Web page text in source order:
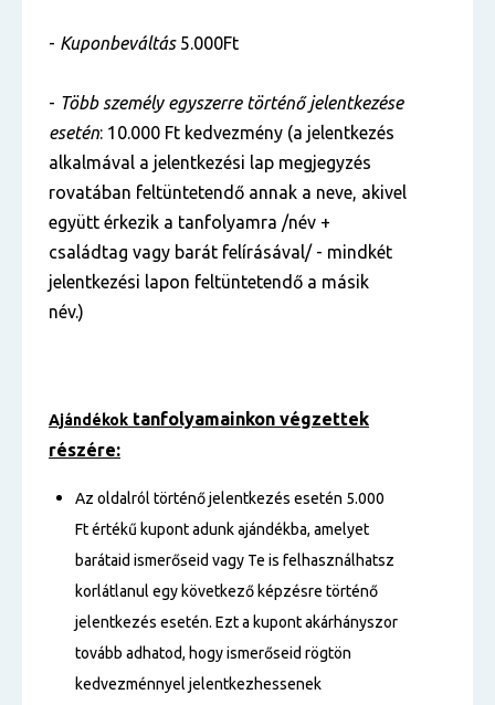
- Kuponbeváltás5.000Ft
- Több személy egyszerre történő jelentkezése
esetén: 10.000 Ft kedvezmény (a jelentkezés
alkalmával a jelentkezési lap megjegyzés
rovatában feltüntetendő annak a neve, akivel
együtt érkezik a tanfolyamra /név +
családtag vagy barát felírásával/ - mindkét
jelentkezési lapon feltüntetendő a másik
név.)
Ajándékok tanfolyamainkon végzettek
részére:
Az oldalról történő jelentkezés esetén 5.000
Ft értékű kupont adunk ajándékba, amelyet
barátaid ismerőseid vagy Te is felhasználhatsz
korlátlanul egy következő képzésre történő
jelentkezés esetén. Ezt a kupont akárhányszor
tovább adhatod, hogy ismerőseid rögtön
kedvezménnyel jelentkezhessenek